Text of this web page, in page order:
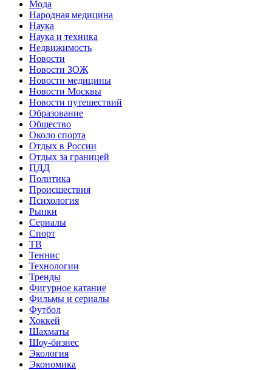
Мода
Народная медицина
Наука
Наука и техника
Недвижимость
Новости
Новости ЗОЖ
Новости медицины
Новости Москвы
Новости путешествий
Образование
Общество
Около спорта
Отдых в России
Отдых за границей
ПДД
Политика
Происшествия
Психология
Рынки
Сериалы
Спорт
ТВ
Теннис
Технологии
Тренды
Фигурное катание
Фильмы и сериалы
Футбол
Хоккей
Шахматы
Шоу-бизнес
Экология
Экономика